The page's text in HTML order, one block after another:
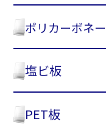
ポリカーボネ
塩ビ板
PET板